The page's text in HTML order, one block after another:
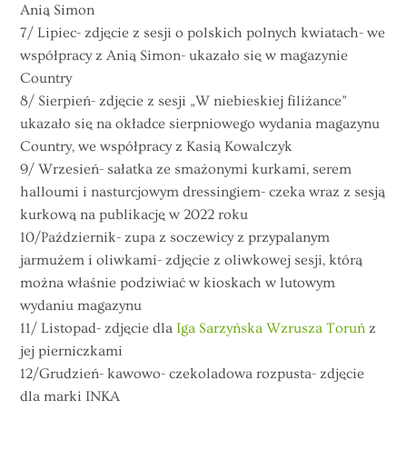
Anią Simon
7/ Lipiec- zdjęcie z sesji o polskich polnych kwiatach- we
współpracy z Anią Simon- ukazało się w magazynie
Country
8/ Sierpień- zdjęcie z sesji „W niebieskiej filiżance”
ukazało się na okładce sierpniowego wydania magazynu
Country, we współpracy z Kasią Kowalczyk
9/ Wrzesień- sałatka ze smażonymi kurkami, serem
halloumi i nasturcjowym dressingiem- czeka wraz z sesją
kurkową na publikację w 2022 roku
10/Październik- zupa z soczewicy z przypalanym
jarmużem i oliwkami- zdjęcie z oliwkowej sesji, którą
można właśnie podziwiać w kioskach w lutowym
wydaniu magazynu
11/ Listopad- zdjęcie dlaIga Sarzyńska Wzrusza Toruń z
jej pierniczkami
12/Grudzień- kawowo- czekoladowa rozpusta- zdjęcie
dla marki INKA